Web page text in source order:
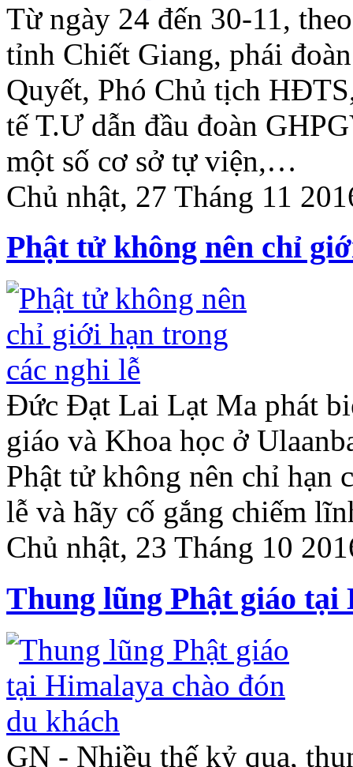
Từ ngày 24 đến 30-11,
tỉnh Chiết Giang, phái
Quyết, Phó Chủ tịch
tế T.Ư dẫn đầu đoàn
một số cơ sở tự viện,…
Chủ nhật, 27 Tháng 11
Phật tử không nên chỉ
Đức Đạt Lai Lạt Ma phát
giáo và Khoa học ở
Phật tử không nên chỉ hạn
lễ và hãy cố gắng chiếm
Chủ nhật, 23 Tháng 10
Thung lũng Phật giáo tại
GN - Nhiều thế kỷ qua,